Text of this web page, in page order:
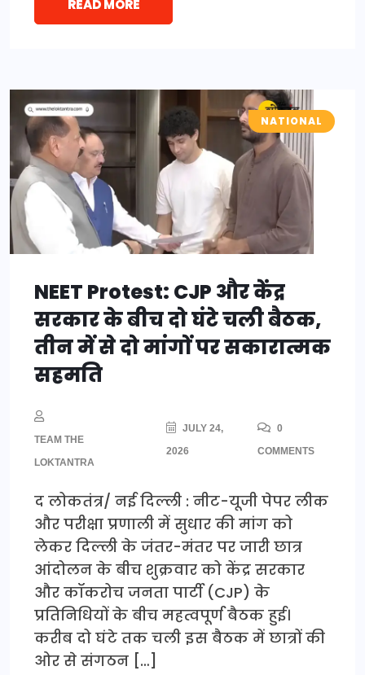
READ MORE
NATIONAL
NEET Protest: CJP और केंद्र
सरकार के बीच दो घंटे चली बैठक,
तीन में से दो मांगों पर सकारात्मक
सहमति
TEAM THE
LOKTANTRA
JULY 24,
2026
0
COMMENTS
द लोकतंत्र/ नई दिल्ली : नीट-यूजी पेपर लीक
और परीक्षा प्रणाली में सुधार की मांग को
लेकर दिल्ली के जंतर-मंतर पर जारी छात्र
आंदोलन के बीच शुक्रवार को केंद्र सरकार
और कॉकरोच जनता पार्टी (CJP) के
प्रतिनिधियों के बीच महत्वपूर्ण बैठक हुई।
करीब दो घंटे तक चली इस बैठक में छात्रों की
ओर से संगठन […]